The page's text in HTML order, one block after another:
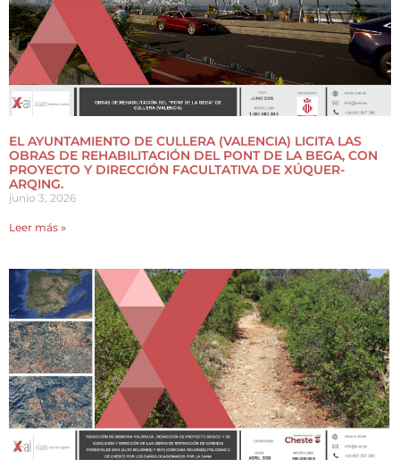
EL AYUNTAMIENTO DE CULLERA (VALENCIA) LICITA LAS
OBRAS DE REHABILITACIÓN DEL PONT DE LA BEGA, CON
PROYECTO Y DIRECCIÓN FACULTATIVA DE XÚQUER-
ARQING.
junio 3, 2026
Leer más »